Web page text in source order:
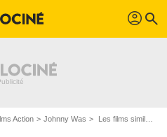
profil search
Action Johnny Was Les films similaires à "Johnny Was"